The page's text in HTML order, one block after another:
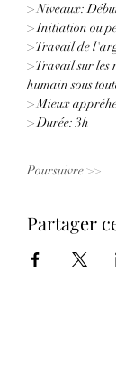
> Niveaux:
> Initiation ou
> Travail de
> Travail sur les
humain sous
> Mieux
> Durée: 3h
Poursuivre >>
Partager